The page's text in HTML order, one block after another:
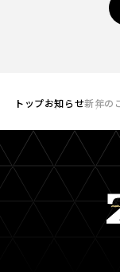
トップお知らせ新年の